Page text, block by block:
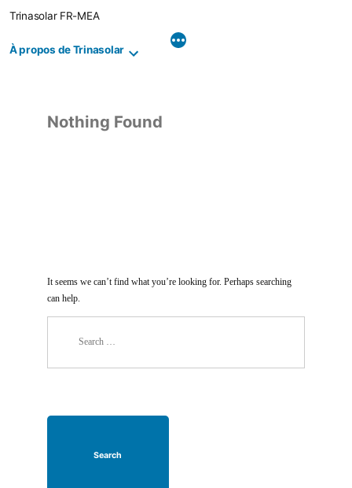
content
Trinasolar FR-MEA
À propos de Trinasolar
Nothing Found
It seems we can’t find what you’re looking for. Perhaps searching
can help.